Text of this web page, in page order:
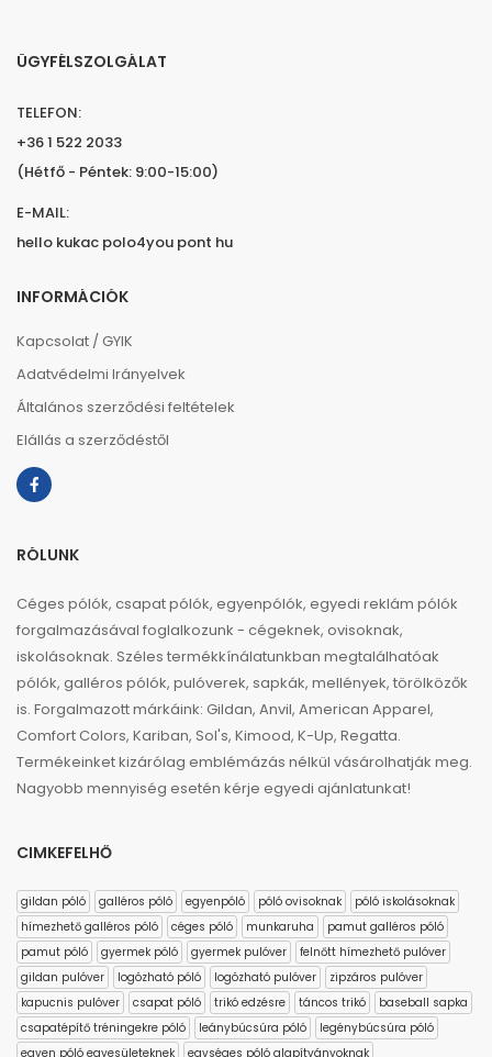
ÜGYFÉLSZOLGÁLAT
TELEFON:
+36 1 522 2033
(Hétfő - Péntek: 9:00-15:00)
E-MAIL:
hello kukac polo4you pont hu
INFORMÁCIÓK
Kapcsolat / GYIK
Adatvédelmi Irányelvek
Általános szerződési feltételek
Elállás a szerződéstől
RÓLUNK
Céges pólók, csapat pólók, egyenpólók, egyedi reklám pólók
forgalmazásával foglalkozunk - cégeknek, ovisoknak,
iskolásoknak. Széles termékkínálatunkban megtalálhatóak
pólók, galléros pólók, pulóverek, sapkák, mellények, törölközők
is. Forgalmazott márkáink: Gildan, Anvil, American Apparel,
Comfort Colors, Kariban, Sol's, Kimood, K-Up, Regatta.
Termékeinket kizárólag emblémázás nélkül vásárolhatják meg.
Nagyobb mennyiség esetén kérje egyedi ajánlatunkat!
CIMKEFELHŐ
gildan póló galléros póló egyenpóló póló ovisoknak
póló iskolásoknak
hímezhető galléros póló
céges póló munkaruha
pamut galléros póló
pamut póló
gyermek póló gyermek pulóver
felnőtt hímezhető pulóver
gildan pulóver
logózható póló logózható pulóver
zipzáros pulóver
kapucnis pulóver
csapat póló trikó edzésre táncos trikó
baseball sapka
csapatépítő tréningekre póló
leánybúcsúra póló
legénybúcsúra póló
egyen póló egyesületeknek
egységes póló alapítványoknak